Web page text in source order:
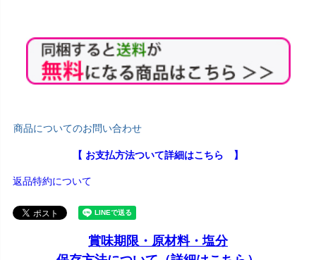
商品についてのお問い合わせ
【 お支払方法ついて詳細はこちら 】
返品特約について
賞味期限・原材料・塩分